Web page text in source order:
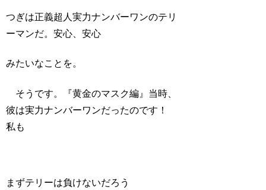
つぎは正義超人実力ナンバーワンのテリ
ーマンだ。安心、安心
みたいなことを。
そうです。『黄金のマスク編』当時、
彼は実力ナンバーワンだったのです！
私も
まずテリーは負けないだろう